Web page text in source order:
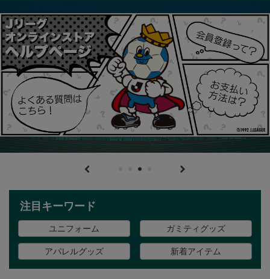
注目キーワード
ユニフォーム ガミティグッズ
アパレルグッズ 新着アイテム